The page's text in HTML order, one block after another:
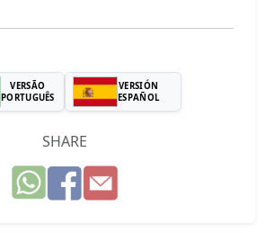
VERSÃO
PORTUGUÊS
VERSIÓN
ESPAÑOL
SHARE